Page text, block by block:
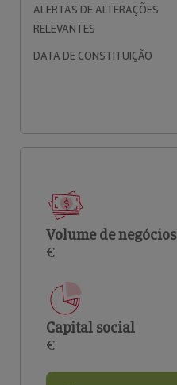
ALERTAS DE ALTERAÇÕES
RELEVANTES
DATA DE CONSTITUIÇÃO
Volume de negócios
€
Capital social
€